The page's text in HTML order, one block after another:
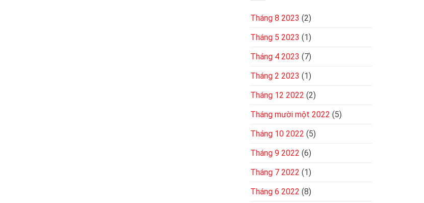
Tháng 8 2023 (2)
Tháng 5 2023 (1)
Tháng 4 2023 (7)
Tháng 2 2023 (1)
Tháng 12 2022 (2)
Tháng mười một 2022 (5)
Tháng 10 2022 (5)
Tháng 9 2022 (6)
Tháng 7 2022 (1)
Tháng 6 2022 (8)